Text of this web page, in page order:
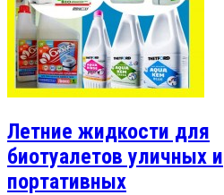
Летние жидкости для
биотуалетов уличных и
портативных